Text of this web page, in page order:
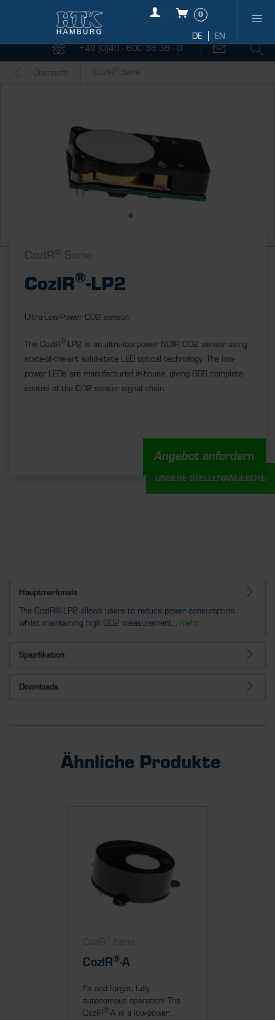
0
+49 (0)40 - 600 38 38 - 0
Übersicht CozIR Serie
CozIR® Serie
CozIR®-LP2
Ultra-Low-Power CO2 sensor.
The CozIR®-LP2 is an ultra-low power NDIR CO2 sensor using
state-of-the-art solid-state LED optical technology. The low-
power LEDs are manufactured in-house, giving GSS complete
control of the CO2 sensor signal chain.
Angebot anfordern
Hauptmerkmale
The CozIR®-LP2 allows users to reduce power consumption
whilst maintaining high CO2 measurement... mehr
Spezifikation
Downloads
Ähnliche Produkte
CozIR Serie
CozIR®-A
Fit and forget, fully
autonomous operation! The
CozIR®-A is a low-power...
UNSERE STELLENANGEBOTE